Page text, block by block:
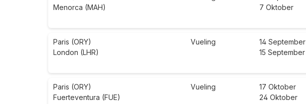
Menorca (MAH)
7 Oktober
Paris (ORY)
London (LHR)
Vueling
14 September
15 September
Paris (ORY)
Fuerteventura (FUE)
Vueling
17 Oktober
24 Oktober